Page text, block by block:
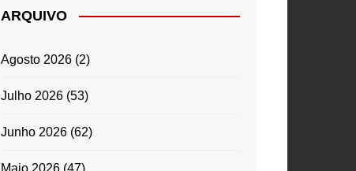
ARQUIVO
Agosto 2026(2)
Julho 2026(53)
Junho 2026(62)
Maio 2026(47)